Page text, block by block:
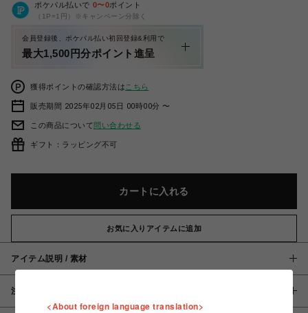
ポケパル払いで 0〜0ポイント
（1P=1円）※キャンペーン分除く
会員登録後、ポケパル払い初回登録&利用で
最大1,500円分ポイント進呈
獲得ポイントの確認方法は こちら
販売期間 2025年02月05日 00時00分 〜
この商品について問い合わせる
ギフト：ラッピング不可
カートに入れる
お気に入りアイテムに追加
アイテム説明 / 素材
注意事項
<About foreign language translation>